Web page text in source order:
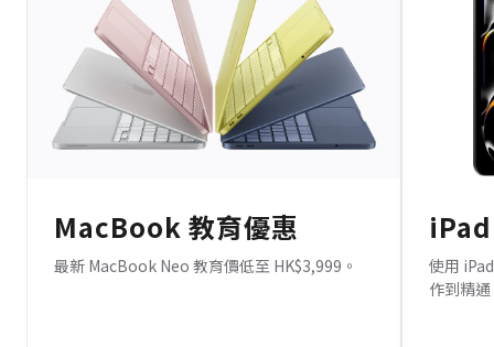
MacBook 教育優惠
最新 MacBook Neo 教育價低至 HK$3,999。
使用
作到精